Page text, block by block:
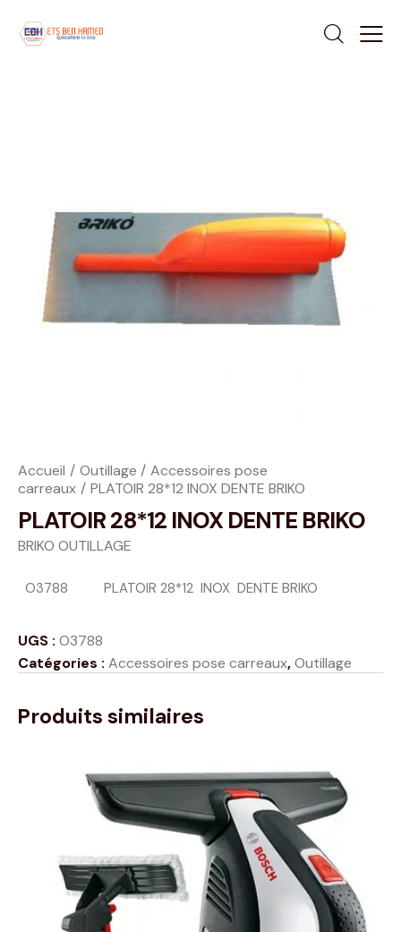
Accueil Outillage
Accessoires pose
carreaux
PLATOIR 28*12 INOX DENTE BRIKO
PLATOIR 28*12 INOX DENTE BRIKO
BRIKO OUTILLAGE
O3788 PLATOIR 28*12 INOX DENTE BRIKO
UGS : O3788
Catégories : Accessoires pose carreaux,Outillage
Produits similaires